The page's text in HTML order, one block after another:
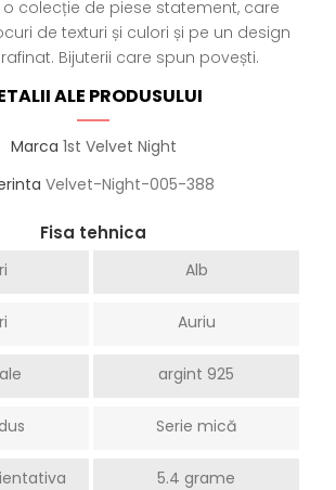
o colecție de piese statement, care
de texturi și culori și pe un design
Bijuterii care spun povești.
ALE PRODUSULUI
Marca 1st Velvet Night
Velvet-Night-005-388
Fisa tehnica
Alb
Auriu
argint 925
Serie mică
5.4 grame